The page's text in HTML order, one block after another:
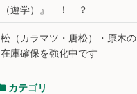
（遊学）』 ！ ？
松（カラマツ・唐松）・原木の
在庫確保を強化中です
カテゴリ